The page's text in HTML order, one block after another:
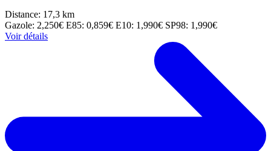
Distance: 17,3 km
Gazole: 2,250€ E85: 0,859€ E10: 1,990€ SP98: 1,990€
Voir détails